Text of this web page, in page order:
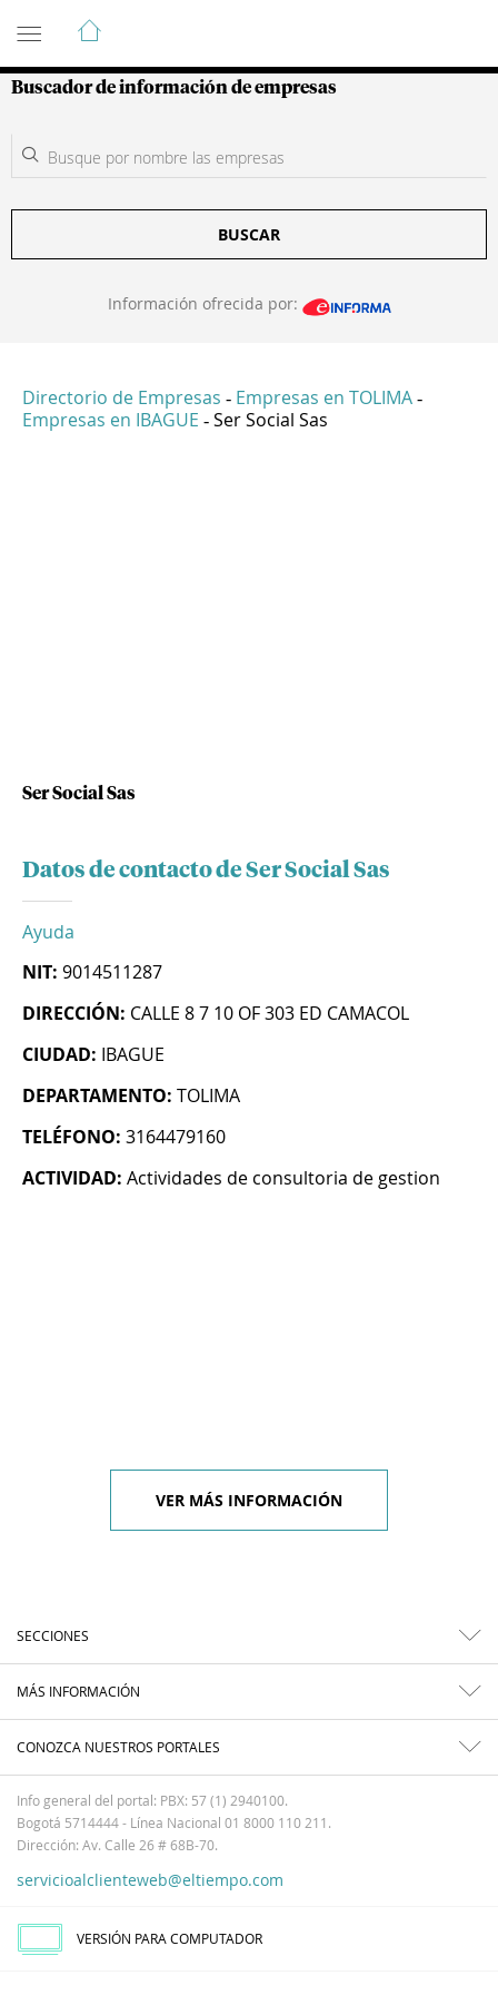
Guía de Empresas Colombianas
Buscador de información de empresas
BUSCAR
Información ofrecida por:
Directorio de Empresas - Empresas en TOLIMA -
Empresas en IBAGUE - Ser Social Sas
Ser Social Sas
Datos de contacto de Ser Social Sas
Ayuda
NIT: 9014511287
DIRECCIÓN: CALLE 8 7 10 OF 303 ED CAMACOL
CIUDAD: IBAGUE
DEPARTAMENTO: TOLIMA
TELÉFONO: 3164479160
ACTIVIDAD: Actividades de consultoria de gestion
VER MÁS INFORMACIÓN
SECCIONES
MÁS INFORMACIÓN
CONOZCA NUESTROS PORTALES
Info general del portal: PBX: 57 (1) 2940100.
Bogotá 5714444 - Línea Nacional 01 8000 110 211.
Dirección: Av. Calle 26 # 68B-70.
servicioalclienteweb@eltiempo.com
VERSIÓN PARA COMPUTADOR